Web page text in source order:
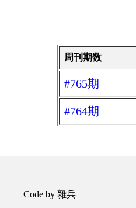
周刊期数
#765期
#764期
Code by 雜兵